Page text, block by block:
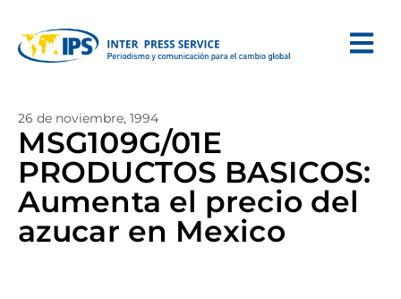
26 de noviembre, 1994
MSG109G/01E
PRODUCTOS BASICOS:
Aumenta el precio del
azucar en Mexico